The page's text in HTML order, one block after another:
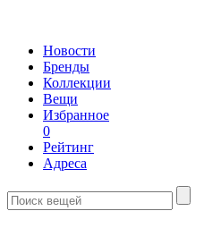
Новости
Бренды
Коллекции
Вещи
Избранное
0
Рейтинг
Адреса